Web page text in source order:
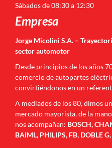
Sábados de 08:30 a 12:30
Empresa
Jorge Micolini S.A. –
sector automotor
Desde principios de los años
comercio de autopartes
convirtiéndonos en un
A mediados de los 80, dimos
mercado mayorista, de la
nos acompañan: BOSCH,
BAIML, PHILIPS, FB, DOBLE